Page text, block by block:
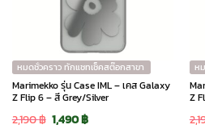
หมดชั่วคราว ทักแชทเช็คสต๊อกสาขา
Marimekko รุ่น Case IML – เคส Galaxy
Z Flip 6 – สี Grey/Silver
2,190฿ Original
1,490฿Current
ห
Z